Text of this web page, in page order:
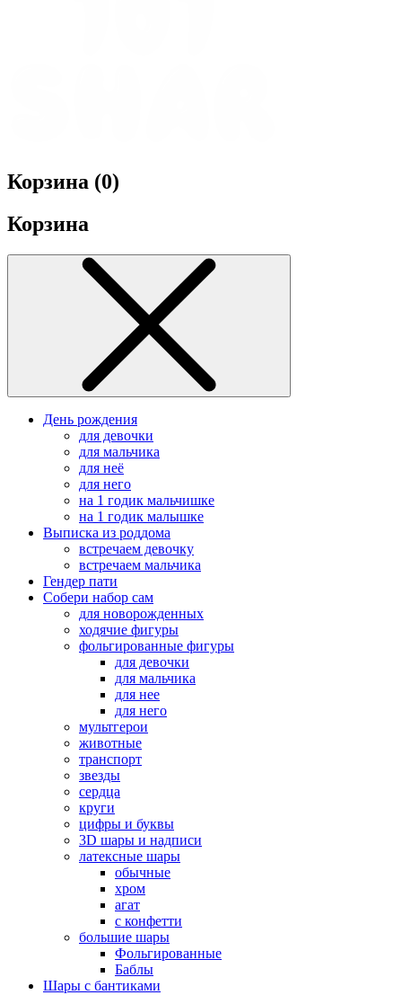
Корзина (0)
Корзина
День рождения
для девочки
для мальчика
для неё
для него
на 1 годик мальчишке
на 1 годик малышке
Выписка из роддома
встречаем девочку
встречаем мальчика
Гендер пати
Собери набор сам
для новорожденных
ходячие фигуры
фольгированные фигуры
для девочки
для мальчика
для нее
для него
мультгерои
животные
транспорт
звезды
сердца
круги
цифры и буквы
3D шары и надписи
латексные шары
обычные
хром
агат
с конфетти
большие шары
Фольгированные
Баблы
Шары с бантиками